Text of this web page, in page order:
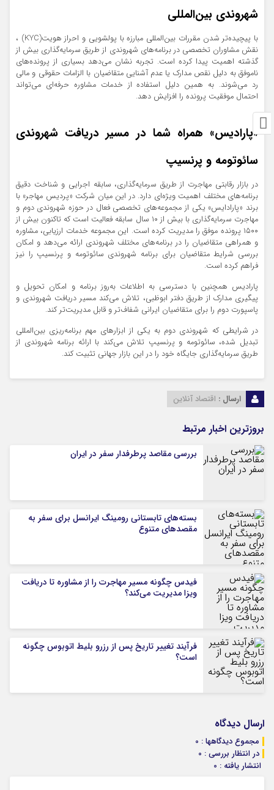
شهروندی بین‌المللی
با پیچیده‌تر شدن مقررات بین‌المللی مبارزه با پولشویی و احراز هویت(KYC) ،
نقش مشاوران تخصصی در برنامه‌های شهروندی از طریق سرمایه‌گذاری بیش از
گذشته اهمیت پیدا کرده است. تجربه نشان می‌دهد بسیاری از پرونده‌های
ناموفق به دلیل نقص مدارک یا عدم آشنایی متقاضیان با الزامات حقوقی و مالی
رد می‌شوند. به همین دلیل استفاده از خدمات مشاوره حرفه‌ای می‌تواند
احتمال موفقیت پرونده را افزایش دهد.
«پارادیس» همراه شما در مسیر دریافت شهروندی
سائوتومه و پرنسیپ
در بازار رقابتی مهاجرت از طریق سرمایه‌گذاری، سابقه اجرایی و شناخت دقیق
برنامه‌های مختلف اهمیت ویژه‌ای دارد. در این میان شرکت «پردیس مهاجر» با
برند «پارادایس» یکی از مجموعه‌های تخصصی فعال در حوزه شهروندی دوم و
مهاجرت سرمایه‌گذاری با بیش از ۱۰ سال سابقه فعالیت است که تاکنون بیش از
۱۵۰۰ پرونده موفق را مدیریت کرده است. این مجموعه خدمات ارزیابی، مشاوره
و همراهی متقاضیان را در برنامه‌های مختلف شهروندی ارائه می‌دهد و امکان
بررسی شرایط متقاضیان برای برنامه شهروندی سائوتومه و پرنسیپ را نیز
فراهم کرده است.
پارادیس همچنین با دسترسی به اطلاعات به‌روز برنامه و امکان تحویل و
پیگیری مدارک از طریق دفتر ابوظبی، تلاش می‌کند مسیر دریافت شهروندی و
پاسپورت دوم را برای متقاضیان ایرانی شفاف‌تر و قابل مدیریت‌تر کند.
در شرایطی که شهروندی دوم به یکی از ابزارهای مهم برنامه‌ریزی بین‌المللی
تبدیل شده، سائوتومه و پرنسیپ تلاش می‌کند با ارائه برنامه شهروندی از
طریق سرمایه‌گذاری جایگاه خود را در این بازار جهانی تثبیت کند.
ارسال : اقتصاد آنلاین
بروزترین اخبار مرتبط
بررسی مقاصد پرطرفدار سفر در ایران
بسته‌های تابستانی رومینگ ایرانسل برای سفر به
مقصدهای متنوع
فیدس چگونه مسیر مهاجرت را از مشاوره تا دریافت
ویزا مدیریت می‌کند؟
فرآیند تغییر تاریخ پس از رزرو بلیط اتوبوس چگونه
است؟
ارسال دیدگاه
مجموع دیدگاهها : 0
در انتظار بررسی : 0
انتشار یافته : 0